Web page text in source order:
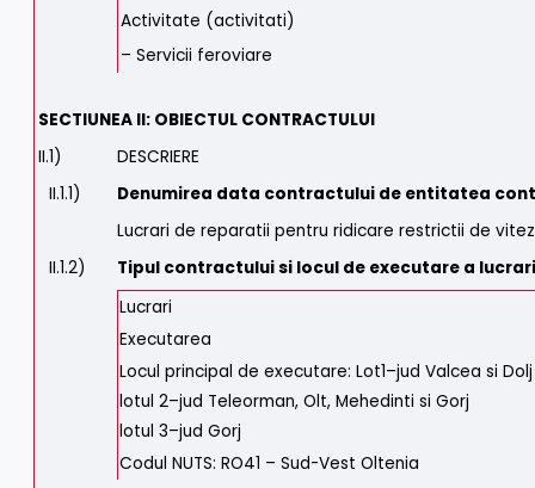
Activitate (activitati)
– Servicii feroviare
SECTIUNEA II: OBIECTUL CONTRACTULUI
II.1)
DESCRIERE
II.1.1)
Denumirea data contractului de entitatea
Lucrari de reparatii pentru ridicare restrictii de
II.1.2)
Tipul contractului si locul de executare a
Lucrari
Executarea
Locul principal de executare: Lot1–jud Valcea si
lotul 2–jud Teleorman, Olt, Mehedinti si Gorj
lotul 3–jud Gorj
Codul NUTS: RO41 – Sud-Vest Oltenia